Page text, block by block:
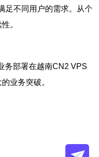
足不同用户的需求。从个
。
务部署在越南CN2 VPS
业务突破。